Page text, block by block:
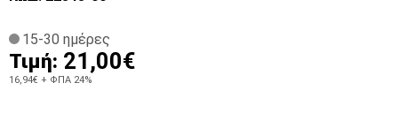
15-30 ημέρες
Τιμή: 21,00€
16,94€ + ΦΠΑ 24%